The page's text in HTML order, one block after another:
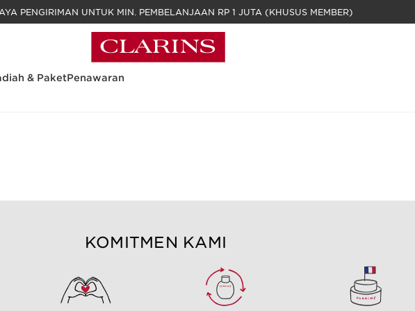
GRATIS BIAYA PENGIRIMAN UNTUK MIN. PEMBELANJAAN RP 1 JUTA (KHUSUS MEMBER)
& PaketPenawaran
KOMITMEN KAMI